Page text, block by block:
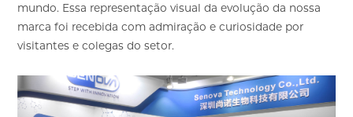
mundo. Essa representação visual da evolução da nossa
marca foi recebida com admiração e curiosidade por
visitantes e colegas do setor.